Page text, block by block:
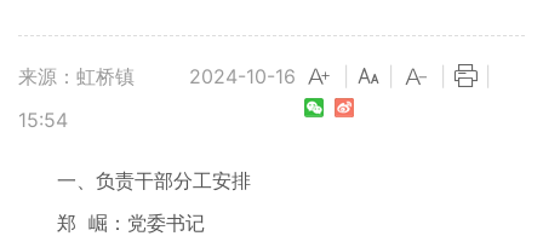
来源：虹桥镇
2024-10-16
15:54
一、负责干部分工安排
郑 崛：党委书记